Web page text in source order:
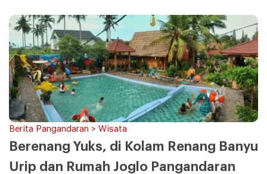
Berita Pangandaran > Wisata
Berenang Yuks, di Kolam Renang Banyu
Urip dan Rumah Joglo Pangandaran